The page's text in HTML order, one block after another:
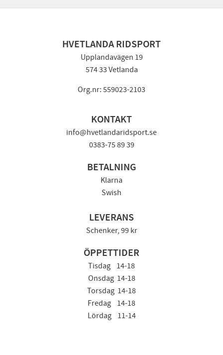
HVETLANDA RIDSPORT
Upplandavägen 19
574 33 Vetlanda
Org.nr: 559023-2103
KONTAKT
info@hvetlandaridsport.se
0383-75 89 39
BETALNING
Klarna
Swish
LEVERANS
Schenker, 99 kr
ÖPPETTIDER
Tisdag 14-18
Onsdag 14-18
Torsdag 14-18
Fredag 14-18
Lördag 11-14